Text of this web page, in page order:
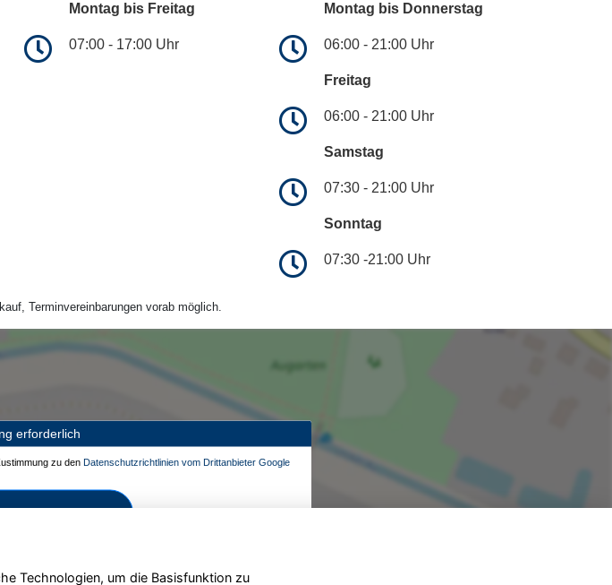
Montag bis Freitag
07:00 - 17:00 Uhr
Montag bis Donnerstag
06:00 - 21:00 Uhr
Freitag
06:00 - 21:00 Uhr
Samstag
07:30 - 21:00 Uhr
Sonntag
07:30 -21:00 Uhr
Terminvereinbarungen vorab möglich.
erforderlich
zu den Datenschutzrichtlinien vom Drittanbieter Google
aktivieren
Technologien, um die Basisfunktion zu